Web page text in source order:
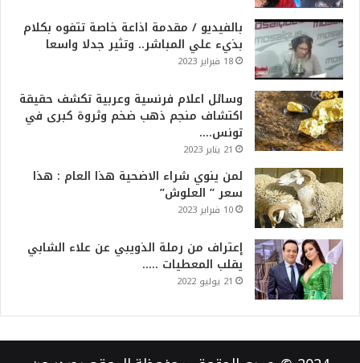
بالفيديو / مقدمة اذاعة خاصة تتفوه بكلام
بذيء علي المباشر.. وتثير جدلا واسعا
18 فبراير 2023
وسائل اعلام فرنسية وعربية تكشف حقيقة
اكتشاف منجم ذهب ضخم وثروة كبرى في
تونس….
21 يناير 2023
لمن ينوي شراء الاضحية هذا العام : هذا
سعر ” العلوش”
10 فبراير 2023
إعتراف من رملة الذويبي عن علاء الشابي
يقلب المعطيات …..
21 يوليو 2022